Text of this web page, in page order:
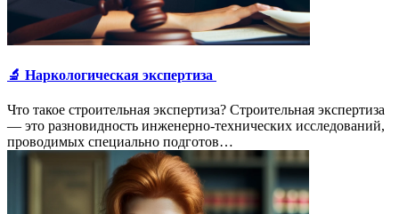
🔬 Наркологическая экспертиза
Что такое строительная экспертиза? Строительная экспертиза
— это разновидность инженерно-технических исследований,
проводимых специально подготов…